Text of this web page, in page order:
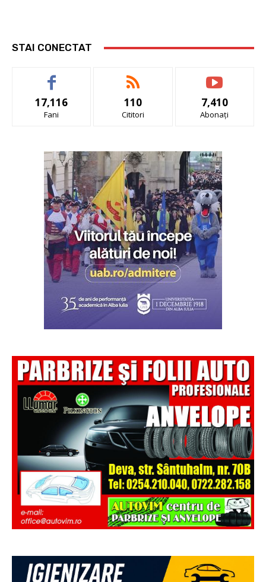
STAI CONECTAT
17,116
Fani
110
Cititori
7,410
Abonați